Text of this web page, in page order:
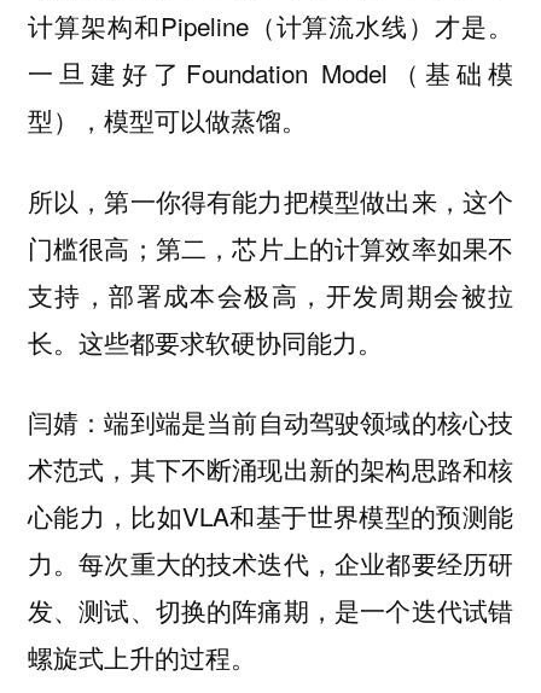
计算架构和Pipeline（计算流水线）才是。
一旦建好了Foundation Model（基础模
型），模型可以做蒸馏。
所以，第一你得有能力把模型做出来，这个
门槛很高；第二，芯片上的计算效率如果不
支持，部署成本会极高，开发周期会被拉
长。这些都要求软硬协同能力。
闫婧：端到端是当前自动驾驶领域的核心技
术范式，其下不断涌现出新的架构思路和核
心能力，比如VLA和基于世界模型的预测能
力。每次重大的技术迭代，企业都要经历研
发、测试、切换的阵痛期，是一个迭代试错
螺旋式上升的过程。